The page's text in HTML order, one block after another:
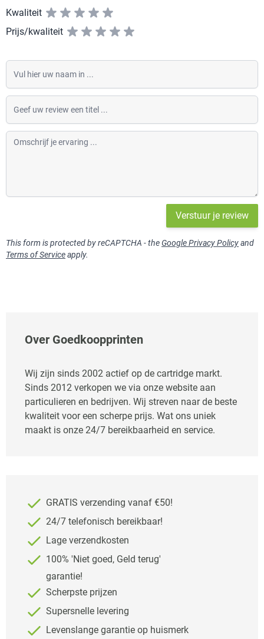
Kwaliteit
Prijs/kwaliteit
Vul hier uw naam in
Geef uw review een titel
Omschrijf je ervaring
Verstuur je review
This form is protected by reCAPTCHA - the Google Privacy Policyand
Terms of Serviceapply.
Over Goedkoopprinten
Wij zijn sinds 2002 actief op de cartridge markt.
Sinds 2012 verkopen we via onze website aan
particulieren en bedrijven. Wij streven naar de beste
kwaliteit voor een scherpe prijs. Wat ons uniek
maakt is onze 24/7 bereikbaarheid en service.
GRATIS verzending vanaf €50!
24/7 telefonisch bereikbaar!
Lage verzendkosten
100% 'Niet goed, Geld terug'
garantie!
Scherpste prijzen
Supersnelle levering
Levenslange garantie op huismerk